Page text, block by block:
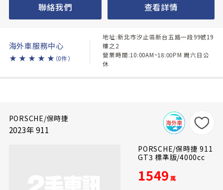
聯絡我們 查看詳情
海外車服務中心
★ ★ ★ ★ ★ （0件）
地址:新北市汐止區新台五路一段99號19
樓之2
營業時間:10:00AM~18:00PM 周六日公
休
PORSCHE/保時捷
2023年 911
PORSCHE/保時捷 911
GT3 標準版/4000cc
1549 萬